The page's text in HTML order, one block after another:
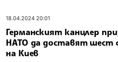
18.04.2024 20:01
Германският канцлер
НАТО да доставят шест
на Киев